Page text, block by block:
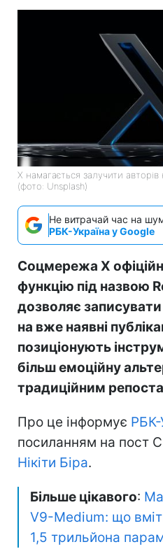
X намагається залучити
(фото: Unsplash)
Не витрачай час на
РБК-Україна у Google
Соцмережа X
функцію під назвою
дозволяє записувати
на вже наявні
позиціонують
більш емоційну
традиційним
Про це інформує РБК-
посиланням на пост
Нікіти Біра.
Більше цікавого:
V9-Medium: що
1,5 трильйона